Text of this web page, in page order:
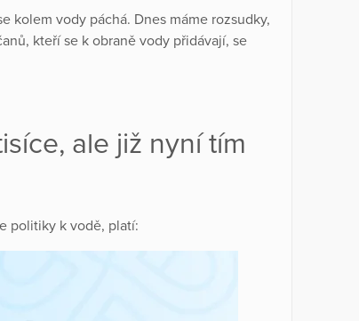
kolem vody páchá. Dnes máme rozsudky,
kteří se k obraně vody přidávají, se
ale již nyní tím
politiky k vodě, platí: